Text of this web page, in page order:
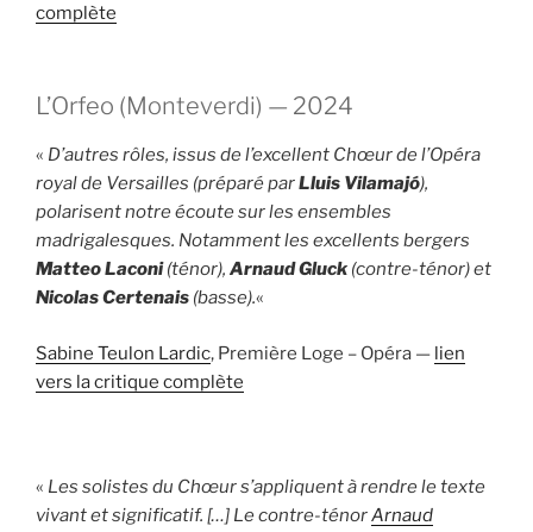
complète
L’Orfeo (Monteverdi) — 2024
« D’autres rôles, issus de l’excellent Chœur de l’Opéra
royal de Versailles (préparé parLluis Vilamajó),
polarisent notre écoute sur les ensembles
madrigalesques. Notamment les excellents bergers
Matteo Laconi(ténor), Arnaud Gluck (contre-ténor) et
Nicolas Certenais (basse).«
Sabine Teulon Lardic, Première Loge – Opéra — lien
vers la critique complète
« Les solistes du Chœur s’appliquent à rendre le texte
vivant et significatif. […] Le contre-ténorArnaud